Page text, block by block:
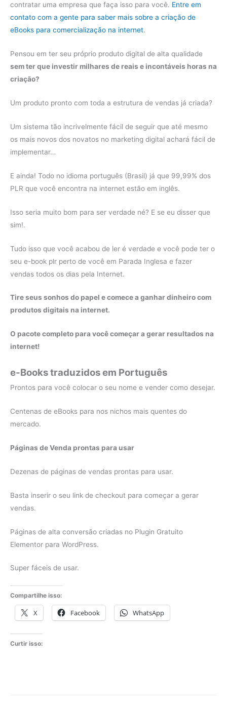
contratar uma empresa que faça isso para você. Entre em
contato com a gente para saber mais sobre a criação de
eBooks para comercialização na internet.
Pensou em ter seu próprio produto digital de alta qualidade
sem ter que investir milhares de reais e incontáveis horas na
criação?
Um produto pronto com toda a estrutura de vendas já criada?
Um sistema tão incrivelmente fácil de seguir que até mesmo
os mais novos dos novatos no marketing digital achará fácil de
implementar…
E ainda! Todo no idioma português (Brasil) já que 99,99% dos
PLR que você encontra na internet estão em inglês.
Isso seria muito bom para ser verdade né? E se eu disser que
sim!.
Tudo isso que você acabou de ler é verdade e você pode ter o
seu e-book plr perto de você em Parada Inglesa e fazer
vendas todos os dias pela Internet.
Tire seus sonhos do papel e comece a ganhar dinheiro com
produtos digitais na internet.
O pacote completo para você começar a gerar resultados na
internet!
e-Books traduzidos em Português
Prontos para você colocar o seu nome e vender como desejar.
Centenas de eBooks para nos nichos mais quentes do
mercado.
Páginas de Venda prontas para usar
Dezenas de páginas de vendas prontas para usar.
Basta inserir o seu link de checkout para começar a gerar
vendas.
Páginas de alta conversão criadas no Plugin Gratuito
Elementor para WordPress.
Super fáceis de usar.
Compartilhe isso:
X Facebook WhatsApp
Curtir isso: